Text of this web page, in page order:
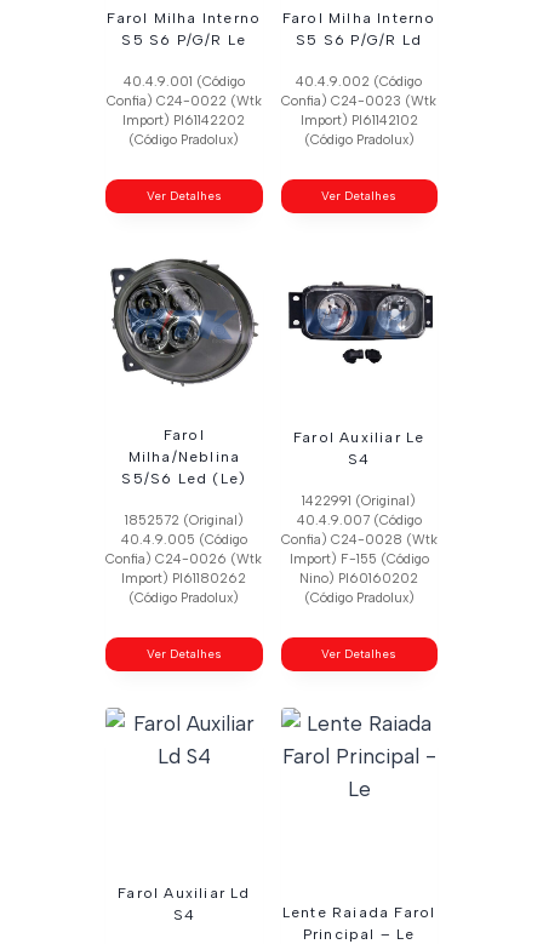
Farol Milha Interno
S5 S6 P/G/R Le
40.4.9.001 (Código
Confia) C24-0022 (Wtk
Import) Pl61142202
(Código Pradolux)
Ver Detalhes
Farol Milha Interno
S5 S6 P/G/R Ld
40.4.9.002 (Código
Confia) C24-0023 (Wtk
Import) Pl61142102
(Código Pradolux)
Ver Detalhes
Farol
Milha/Neblina
S5/S6 Led (Le)
1852572 (Original)
40.4.9.005 (Código
Confia) C24-0026 (Wtk
Import) Pl61180262
(Código Pradolux)
Ver Detalhes
Farol Auxiliar Le
S4
1422991 (Original)
40.4.9.007 (Código
Confia) C24-0028 (Wtk
Import) F-155 (Código
Nino) Pl60160202
(Código Pradolux)
Ver Detalhes
Farol Auxiliar Ld
S4
Lente Raiada Farol
Principal – Le